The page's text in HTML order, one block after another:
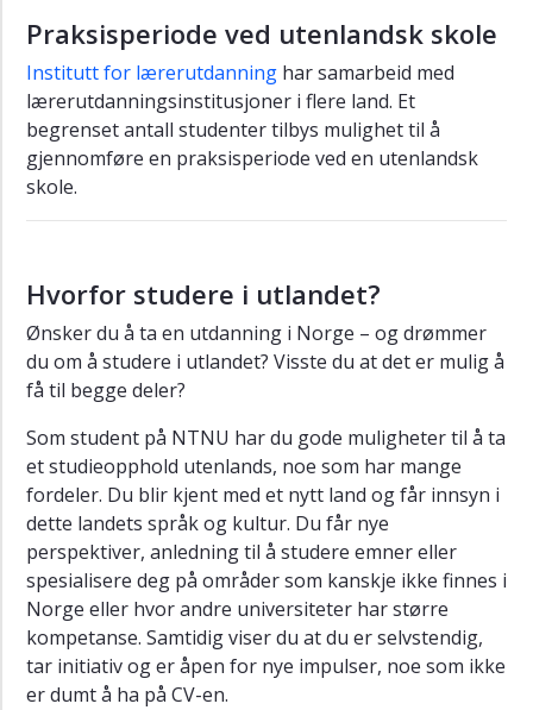
Praksisperiode ved utenlandsk skole
Institutt for lærerutdanning har samarbeid med
lærerutdanningsinstitusjoner i flere land. Et
begrenset antall studenter tilbys mulighet til å
gjennomføre en praksisperiode ved en utenlandsk
skole.
Hvorfor studere i utlandet?
Ønsker du å ta en utdanning i Norge – og drømmer
du om å studere i utlandet? Visste du at det er mulig å
få til begge deler?
Som student på NTNU har du gode muligheter til å ta
et studieopphold utenlands, noe som har mange
fordeler. Du blir kjent med et nytt land og får innsyn i
dette landets språk og kultur. Du får nye
perspektiver, anledning til å studere emner eller
spesialisere deg på områder som kanskje ikke finnes i
Norge eller hvor andre universiteter har større
kompetanse. Samtidig viser du at du er selvstendig,
tar initiativ og er åpen for nye impulser, noe som ikke
er dumt å ha på CV-en.